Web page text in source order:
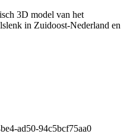
3D model van het
in Zuidoost-Nederland en
ad50-94c5bcf75aa0